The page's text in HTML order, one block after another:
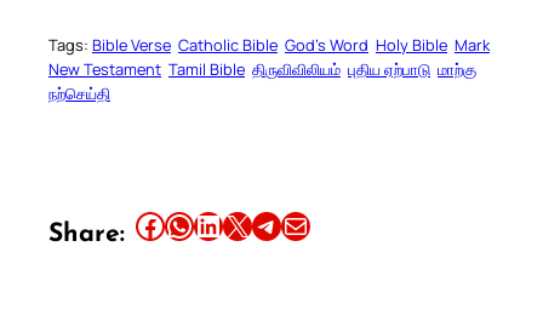
Tags: Bible Verse Catholic Bible God’s Word Holy Bible Mark
New Testament Tamil Bible திருவிவிலியம் புதிய ஏற்பாடு மாற்கு
நற்செய்தி
Share: Share this article on Facebook Share this article on WhatsApp Share this article on LinkedIn Share this article on X Share this article on TelegramEmail this Article